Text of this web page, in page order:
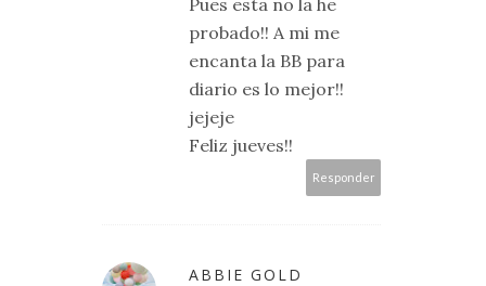
Pues esta no la he
probado!! A mi me
encanta la BB para
diario es lo mejor!!
jejeje
Feliz jueves!!
Responder
ABBIE GOLD